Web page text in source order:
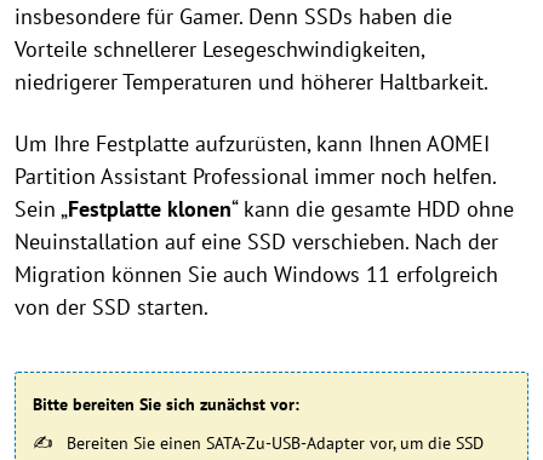
insbesondere für Gamer. Denn SSDs haben die
Vorteile schnellerer Lesegeschwindigkeiten,
niedrigerer Temperaturen und höherer Haltbarkeit.
Um Ihre Festplatte aufzurüsten, kann Ihnen AOMEI
Partition Assistant Professional immer noch helfen.
Sein „Festplatte klonen“ kann die gesamte HDD ohne
Neuinstallation auf eine SSD verschieben. Nach der
Migration können Sie auch Windows 11 erfolgreich
von der SSD starten.
Bitte bereiten Sie sich zunächst vor:
Bereiten Sie einen SATA-Zu-USB-Adapter vor, um die SSD